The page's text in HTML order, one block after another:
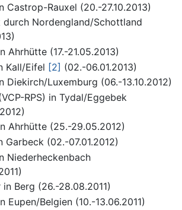
Castrop-Rauxel (20.-27.10.2013)
durch Nordengland/Schottland
Ahrhütte (17.-21.05.2013)
Kall/Eifel [2] (02.-06.01.2013)
Diekirch/Luxemburg (06.-13.10.2012)
RPS) in Tydal/Eggebek
Ahrhütte (25.-29.05.2012)
Garbeck (02.-07.01.2012)
Niederheckenbach
Berg (26.-28.08.2011)
Eupen/Belgien (10.-13.06.2011)